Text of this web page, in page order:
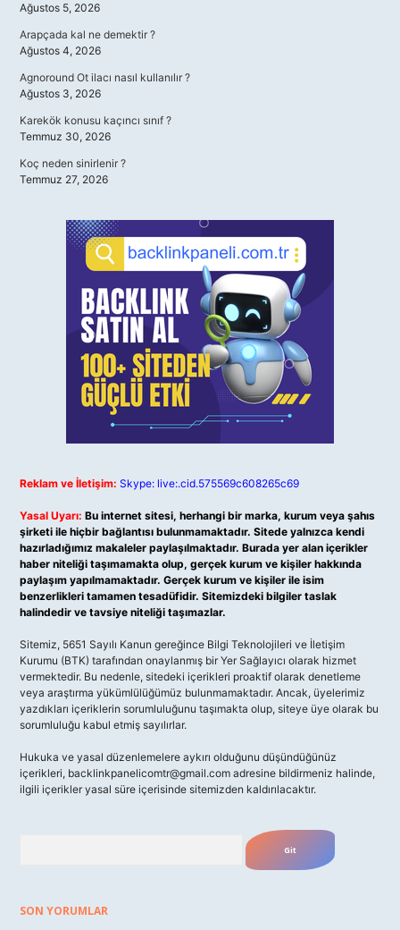
Ağustos 5, 2026
Arapçada kal ne demektir ?
Ağustos 4, 2026
Agnoround Ot ilacı nasıl kullanılır ?
Ağustos 3, 2026
Karekök konusu kaçıncı sınıf ?
Temmuz 30, 2026
Koç neden sinirlenir ?
Temmuz 27, 2026
Reklam ve İletişim: Skype: live:.cid.575569c608265c69
Yasal Uyarı: Bu internet sitesi, herhangi bir marka, kurum veya şahıs
şirketi ile hiçbir bağlantısı bulunmamaktadır. Sitede yalnızca kendi
hazırladığımız makaleler paylaşılmaktadır. Burada yer alan içerikler
haber niteliği taşımamakta olup, gerçek kurum ve kişiler hakkında
paylaşım yapılmamaktadır. Gerçek kurum ve kişiler ile isim
benzerlikleri tamamen tesadüfidir. Sitemizdeki bilgiler taslak
halindedir ve tavsiye niteliği taşımazlar.
Sitemiz, 5651 Sayılı Kanun gereğince Bilgi Teknolojileri ve İletişim
Kurumu (BTK) tarafından onaylanmış bir Yer Sağlayıcı olarak hizmet
vermektedir. Bu nedenle, sitedeki içerikleri proaktif olarak denetleme
veya araştırma yükümlülüğümüz bulunmamaktadır. Ancak, üyelerimiz
yazdıkları içeriklerin sorumluluğunu taşımakta olup, siteye üye olarak bu
sorumluluğu kabul etmiş sayılırlar.
Hukuka ve yasal düzenlemelere aykırı olduğunu düşündüğünüz
içerikleri, backlinkpanelicomtr@gmail.com adresine bildirmeniz halinde,
ilgili içerikler yasal süre içerisinde sitemizden kaldırılacaktır.
SON YORUMLAR